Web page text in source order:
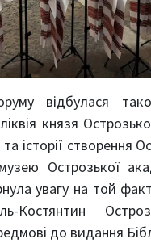
відбулася
князя
історії створення
Острозької
увагу на той
Костянтин
до видання